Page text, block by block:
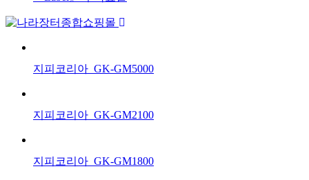
지피코리아_GK-GM5000
지피코리아_GK-GM2100
지피코리아_GK-GM1800